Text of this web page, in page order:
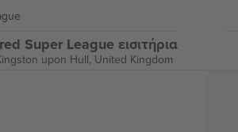
Super League εισιτήρια
upon Hull, United Kingdom